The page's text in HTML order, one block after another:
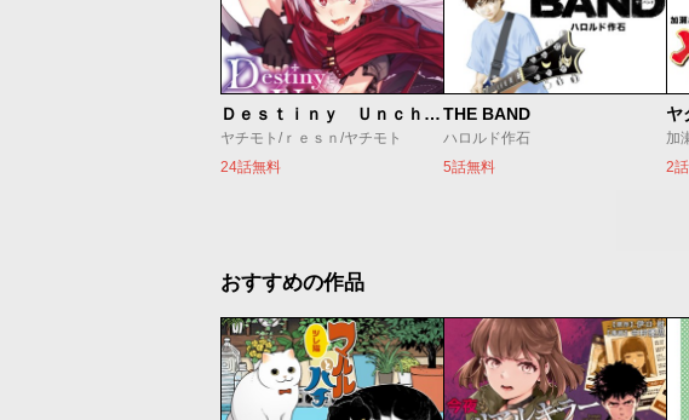
Ｄｅｓｔｉｎｙ Ｕｎｃｈａｉｎ Ｏｎｌｉｎｅ 吸血鬼少女となって、やがて『赤の魔王』と呼ばれるようになりました
ヤチモト/ｒｅｓｎ/ヤチモト
24話無料
THE BAND
ハロルド作石
5話無料
ヤ
加
2
おすすめの作品